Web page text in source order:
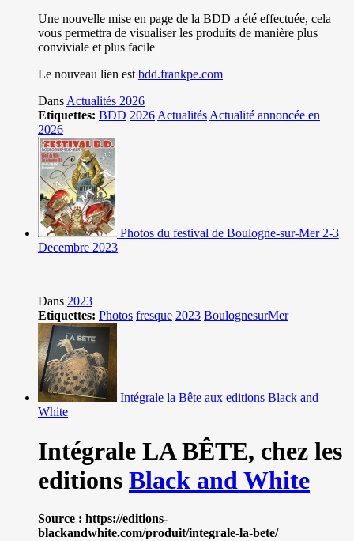
Une nouvelle mise en page de la BDD a été effectuée, cela
vous permettra de visualiser les produits de manière plus
conviviale et plus facile
Le nouveau lien estbdd.frankpe.com
DansActualités 2026
Etiquettes: BDD 2026ActualitésActualité annoncée en
2026
Photos du festival de Boulogne-sur-Mer 2-3
Decembre 2023
Dans 2023
Etiquettes: Photos fresque 2023 BoulognesurMer
Intégrale la Bête aux editions Black and
White
Intégrale LA BÊTE, chez les
editions Black and White
Source : https://editions-
blackandwhite.com/produit/integrale-la-bete/